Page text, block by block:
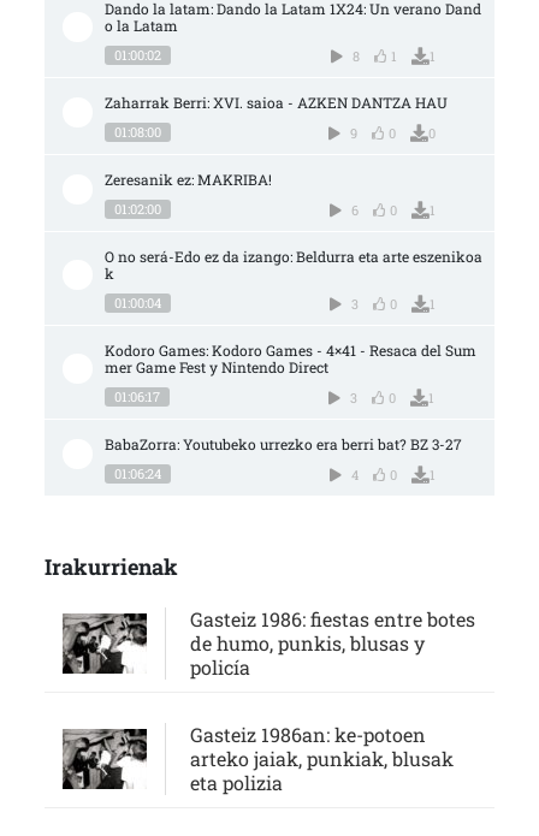
Dando la latam: Dando la Latam 1X24: Un verano Dand
o la Latam
01:00:02 8 1 1
Zaharrak Berri: XVI. saioa - AZKEN DANTZA HAU
01:08:00 9 0 0
Zeresanik ez: MAKRIBA!
01:02:00 6 0 1
O no será-Edo ez da izango: Beldurra eta arte eszenikoa
k
01:00:04 3 0 1
Kodoro Games: Kodoro Games - 4×41 - Resaca del Sum
mer Game Fest y Nintendo Direct
01:06:17 3 0 1
BabaZorra: Youtubeko urrezko era berri bat? BZ 3-27
01:06:24 4 0 1
Irakurrienak
Gasteiz 1986: fiestas entre botes
de humo, punkis, blusas y
policía
Gasteiz 1986an: ke-potoen
arteko jaiak, punkiak, blusak
eta polizia